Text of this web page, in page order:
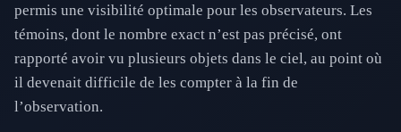
permis une visibilité optimale pour les observateurs. Les
témoins, dont le nombre exact n’est pas précisé, ont
rapporté avoir vu plusieurs objets dans le ciel, au point où
il devenait difficile de les compter à la fin de
l’observation.